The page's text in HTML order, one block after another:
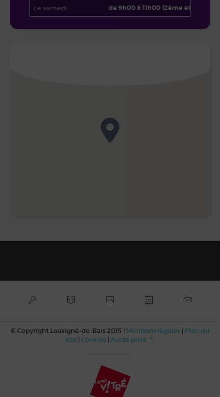
Le samedi de 9h00 à 11h00 (2ème et 4ème
© Copyright Louvigné-de-Bais 2015 | Mentions légales | Plan du
site | Cookies | Accès privé